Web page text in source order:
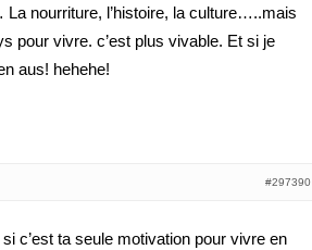
La nourriture, l’histoire, la culture…..mais
pour vivre. c’est plus vivable. Et si je
aus! hehehe!
#297390
c’est ta seule motivation pour vivre en